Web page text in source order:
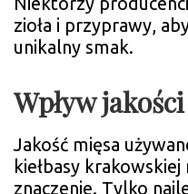
zioła i przyprawy,
unikalny smak.
Wpływ
Jakość mięsa
kiełbasy
znaczenie. Tylko